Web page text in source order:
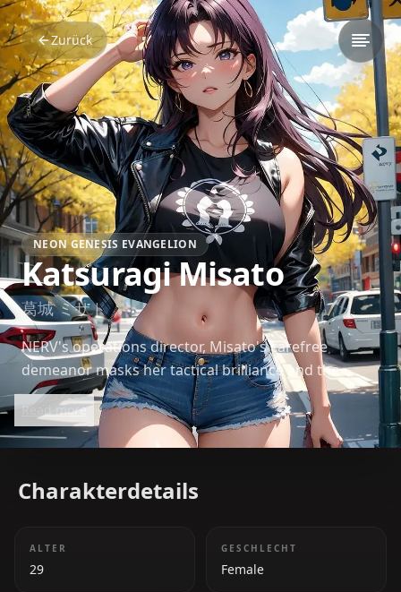
Zurück
NEON GENESIS EVANGELION
Katsuragi Misato
葛城 ミサト
NERV's operations director, Misato's carefree
demeanor masks her tactical brilliance and the
emotional scars from Second Impact. Her maternal
instincts towards Shinji conflict with her
professional duties.
Read more
Charakterdetails
ALTER
29
GESCHLECHT
Female